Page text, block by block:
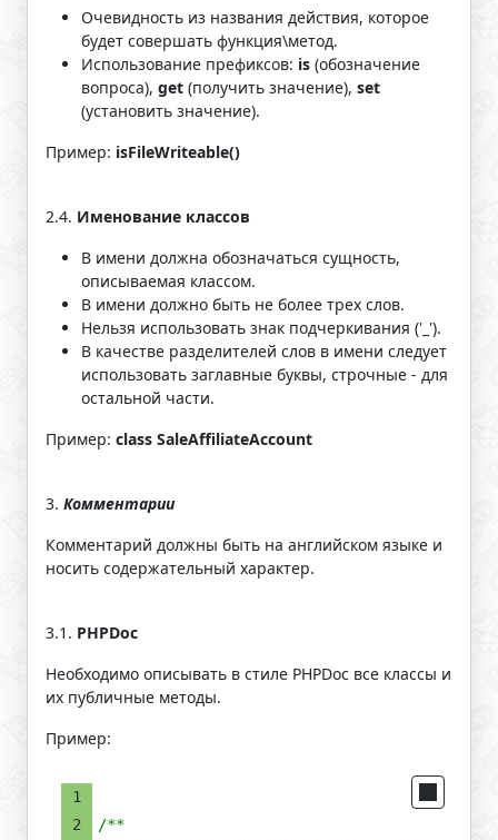
Очевидность из названия действия, которое
будет совершать функция\метод.
Использование префиксов: is (обозначение
вопроса), get (получить значение), set
(установить значение).
Пример: isFileWriteable()
2.4. Именование классов
В имени должна обозначаться сущность,
описываемая классом.
В имени должно быть не более трех слов.
Нельзя использовать знак подчеркивания ('_').
В качестве разделителей слов в имени следует
использовать заглавные буквы, строчные - для
остальной части.
Пример: class SaleAffiliateAccount
3. Комментарии
Комментарий должны быть на английском языке и
носить содержательный характер.
3.1. PHPDoc
Необходимо описывать в стиле PHPDoc все классы и
их публичные методы.
Пример:
/**